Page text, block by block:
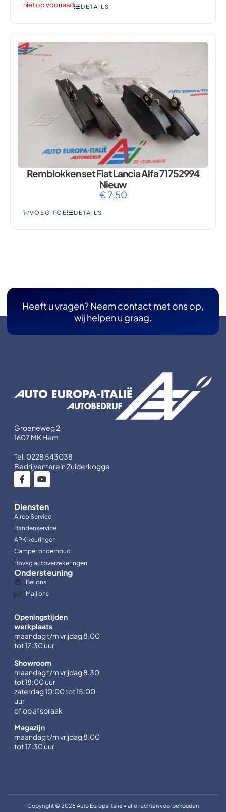
niet op voorraad DETAILS
Remblokken set Fiat Lancia Alfa 71752994
Nieuw
€7,50
VOEG TOE DETAILS
Heeft u vragen? Neem contact met ons op,
wij helpen u graag.
Groeneweg 2
1607 MK Hem
Tel. 0228 543038
Bedrijventerein Zuiderkogge
Diensten
Airco Service
Bandenservice
APK keuringen
Camper onderhoud
Bovag autoverzekeringen
Ondersteuning
Bel ons
Mail ons
Openingstijden
werkplaats
maandag t/m vrijdag 8.00
tot 17:30 uur
Showroom
maandag t/m vrijdag 8.30
tot 18:00 uur
zaterdag 10:00 tot 15:00
uur
of op afspraak
Magazijn
maandag t/m vrijdag 8.00
tot 17:30 uur
Copyright © 2026 Auto Europa Italie • alle rechten voorbehouden